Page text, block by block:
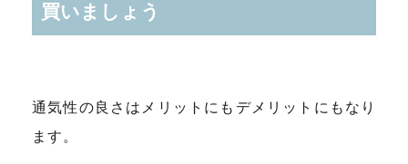
買いましょう
通気性の良さはメリットにもデメリットにもなり
ます。